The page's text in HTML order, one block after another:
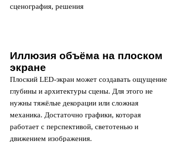
Иллюзия объёма на плоском
экране
Плоский LED-экран может создавать ощущение
глубины и архитектуры сцены. Для этого не
нужны тяжёлые декорации или сложная
механика. Достаточно графики, которая
работает с перспективой, светотенью и
движением изображения.